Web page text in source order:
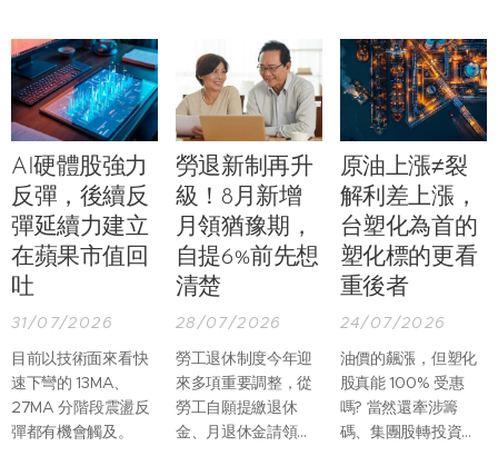
AI硬體股強力
反彈，後續反
彈延續力建立
在蘋果市值回
吐
31/07/2026
目前以技術面來看快
速下彎的 13MA、
27MA 分階段震盪反
彈都有機會觸及。
勞退新制再升
級！8月新增
月領猶豫期，
自提6%前先想
清楚
28/07/2026
勞工退休制度今年迎
來多項重要調整，從
勞工自願提繳退休
金、月退休金請領程
原油上漲≠裂
解利差上漲，
台塑化為首的
塑化標的更看
重後者
24/07/2026
油價的飆漲，但塑化
股真能 100% 受惠
嗎? 當然還牽涉籌
碼、集團股轉投資等